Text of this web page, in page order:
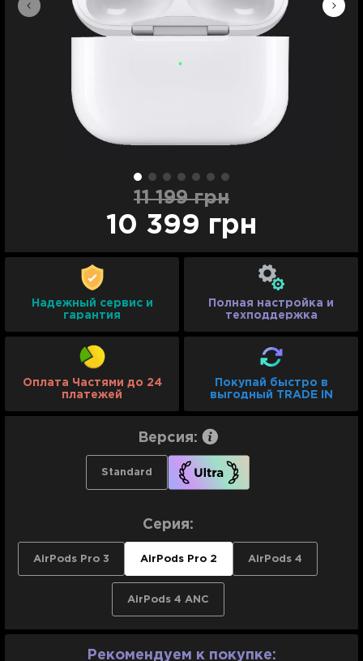
11 199 грн
10 399 грн
Надежный сервис и
гарантия
Полная настройка и
техподдержка
Оплата Частями до 24
платежей
Покупай быстро в
выгодный TRADE IN
Версия:
Standard
Серия:
AirPods Pro 3 AirPods Pro 2 AirPods 4
AirPods 4 ANC
Рекомендуем к покупке: